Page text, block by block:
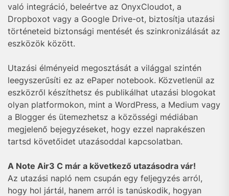
való integráció, beleértve az OnyxCloudot, a
Dropboxot vagy a Google Drive-ot, biztosítja utazási
történeteid biztonsági mentését és szinkronizálását az
eszközök között.
Utazási élményeid megosztását a világgal szintén
leegyszerűsíti ez az ePaper notebook. Közvetlenül az
eszközről készíthetsz és publikálhat utazási blogokat
olyan platformokon, mint a WordPress, a Medium vagy
a Blogger és ütemezhetsz a közösségi médiában
megjelenő bejegyzéseket, hogy ezzel naprakészen
tartsd követőidet utazásoddal kapcsolatban.
A Note Air3 C már a következő utazásodra vár!
Az utazási napló nem csupán egy feljegyzés arról,
hogy hol jártál, hanem arról is tanúskodik, hogyan